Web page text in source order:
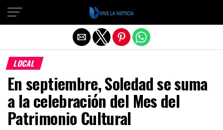
LOCAL
En septiembre, Soledad se suma
a la celebración del Mes del
Patrimonio Cultural
Salir de la versión móvil